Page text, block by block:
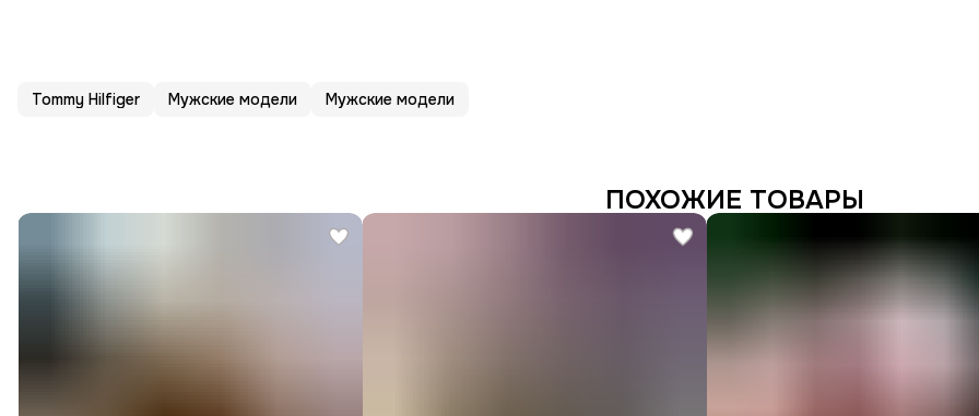
Tommy Hilfiger Мужские модели Мужские модели
ПОХОЖИЕ ТОВАРЫ